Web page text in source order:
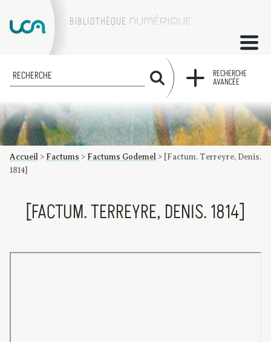
ACCUEIL
COLLECTIONS
FACTUMS
Les factums à la BU
Présentation du corpus de factums de la collection Marie
Bibliographie
Glossaire
Index de recherche
RECHERCHE
RECHERCHE
AVANCÉE
Accueil > Factums > Factums Godemel > [Factum. Terreyre, Denis.
1814]
[FACTUM. TERREYRE, DENIS. 1814]